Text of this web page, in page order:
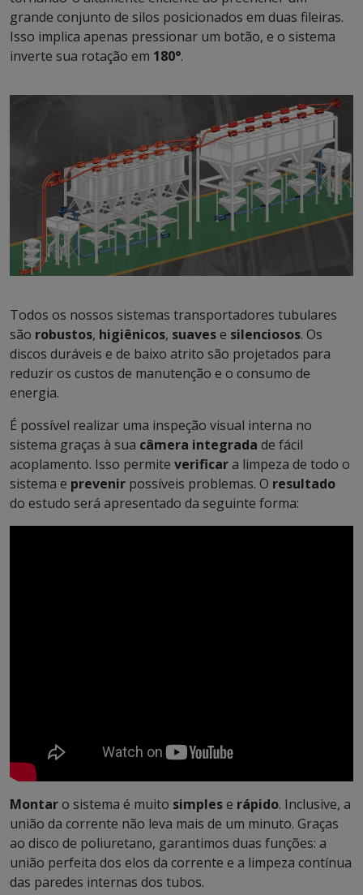
grande conjunto de silos posicionados em duas fileiras.
Isso implica apenas pressionar um botão, e o sistema
inverte sua rotação em 180°.
Todos os nossos sistemas transportadores tubulares
são robustos, higiênicos, suavese silenciosos. Os
discos duráveis e de baixo atrito são projetados para
reduzir os custos de manutenção e o consumo de
energia.
É possível realizar uma inspeção visual interna no
sistema graças à sua câmera integrada de fácil
acoplamento. Isso permite verificara limpeza de todo o
sistema e prevenir possíveis problemas. O resultado
do estudo será apresentado da seguinte forma:
Montaro sistema é muito simplese rápido. Inclusive, a
união da corrente não leva mais de um minuto. Graças
ao disco de poliuretano, garantimos duas funções: a
união perfeita dos elos da corrente e a limpeza contínua
das paredes internas dos tubos.